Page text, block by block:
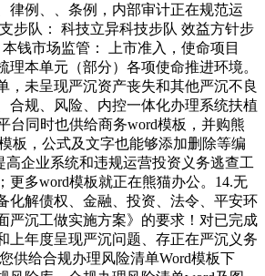
律例、、条例，内部审计正在规范运
步队： 科技立异科技步队 效益方针步
钱市场监管： 上市准入，使命项目
理本单元（部分）各项使命推进环境。
，未呈现严沉资产丧失和其他严沉不良
合规、风险、内控一体化办理系统扶植
台同时也供给商务word模板，并购熊
板，公式及文字也能够添加删除等编
高企业系统和违规运营投资义务逃查工
更多word模板就正在熊猫办公。14.无
化解债权、金融、投资、法令、平安环
严沉工做实施方案》的要求！对已完成
上年度呈现严沉问题、存正在严沉义务
供给合规办理风险清单Word模板下